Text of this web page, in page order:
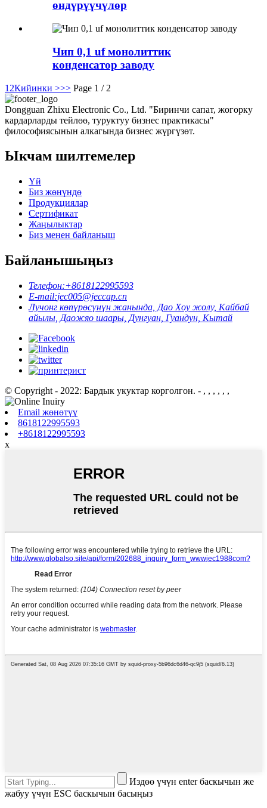
өндүрүүчүлөр
Чип 0,1 uf монолиттик
конденсатор заводу
1 2Кийинки >>> Page 1 / 2
Dongguan Zhixu Electronic Co., Ltd. "Биринчи сапат, жогорку
кардарларды тейлөө, туруктуу бизнес практикасы"
философиясынын алкагында бизнес жүргүзөт.
Ыкчам шилтемелер
Үй
Биз жөнүндө
Продукциялар
Сертификат
Жаңылыктар
Биз менен байланыш
Байланышыңыз
Телефон:+8618122995593
E-mail:jec005@jeccap.cn
Лучонг көпүрөсүнүн жанында, Дао Хоу жолу, Кайбай
айылы, Даожяо шаары, Дунгуан, Гуандун, Кытай
© Copyright - 2022: Бардык укуктар корголгон. - , , , , , ,
Email жөнөтүү
8618122995593
+8618122995593
x
Издөө үчүн enter баскычын же
жабуу үчүн ESC баскычын басыңыз